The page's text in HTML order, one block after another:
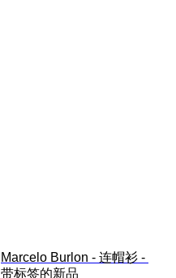
Marcelo Burlon - 连帽衫 -
带标签的新品